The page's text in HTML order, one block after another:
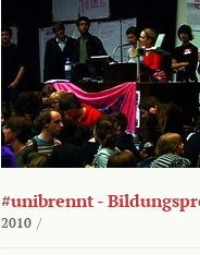
#unibrennt -
2010 /